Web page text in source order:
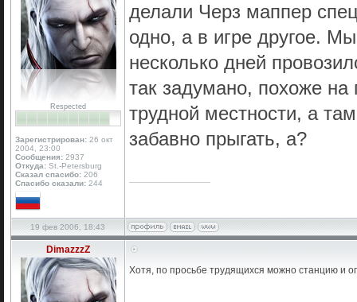
Respected
Зарегистрирован: 26 окт
2004, 23:00
Сообщения: 2937
Откуда: St.-Petersburg
Сказал спасибо: 206
Спасибо сказали: 244
делали Черз маппер
одно, а в игре другое.
несколько дней
так задумано, похоже на
трудной местности, а
забавно прыгать, а?
19 фев 2006, 18:43
DimazzzZ
Хотя, по просьбе трудящихся можно станцию и